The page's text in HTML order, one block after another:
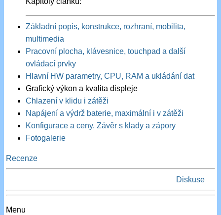
Základní popis, konstrukce, rozhraní, mobilita,
multimedia
Pracovní plocha, klávesnice, touchpad a další
ovládací prvky
Hlavní HW parametry, CPU, RAM a ukládání dat
Grafický výkon a kvalita displeje
Chlazení v klidu i zátěži
Napájení a výdrž baterie, maximální i v zátěži
Konfigurace a ceny, Závěr s klady a zápory
Fotogalerie
Recenze
Diskuse
Menu